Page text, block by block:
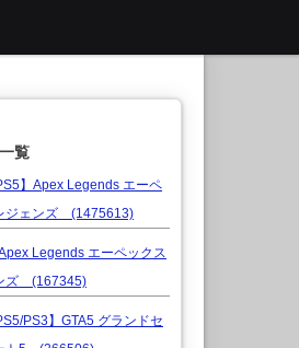
覧
】Apex Legends エーペ
ジェンズ (1475613)
Apex Legends エーペックス
ズ (167345)
PS3】GTA5 グランドセ